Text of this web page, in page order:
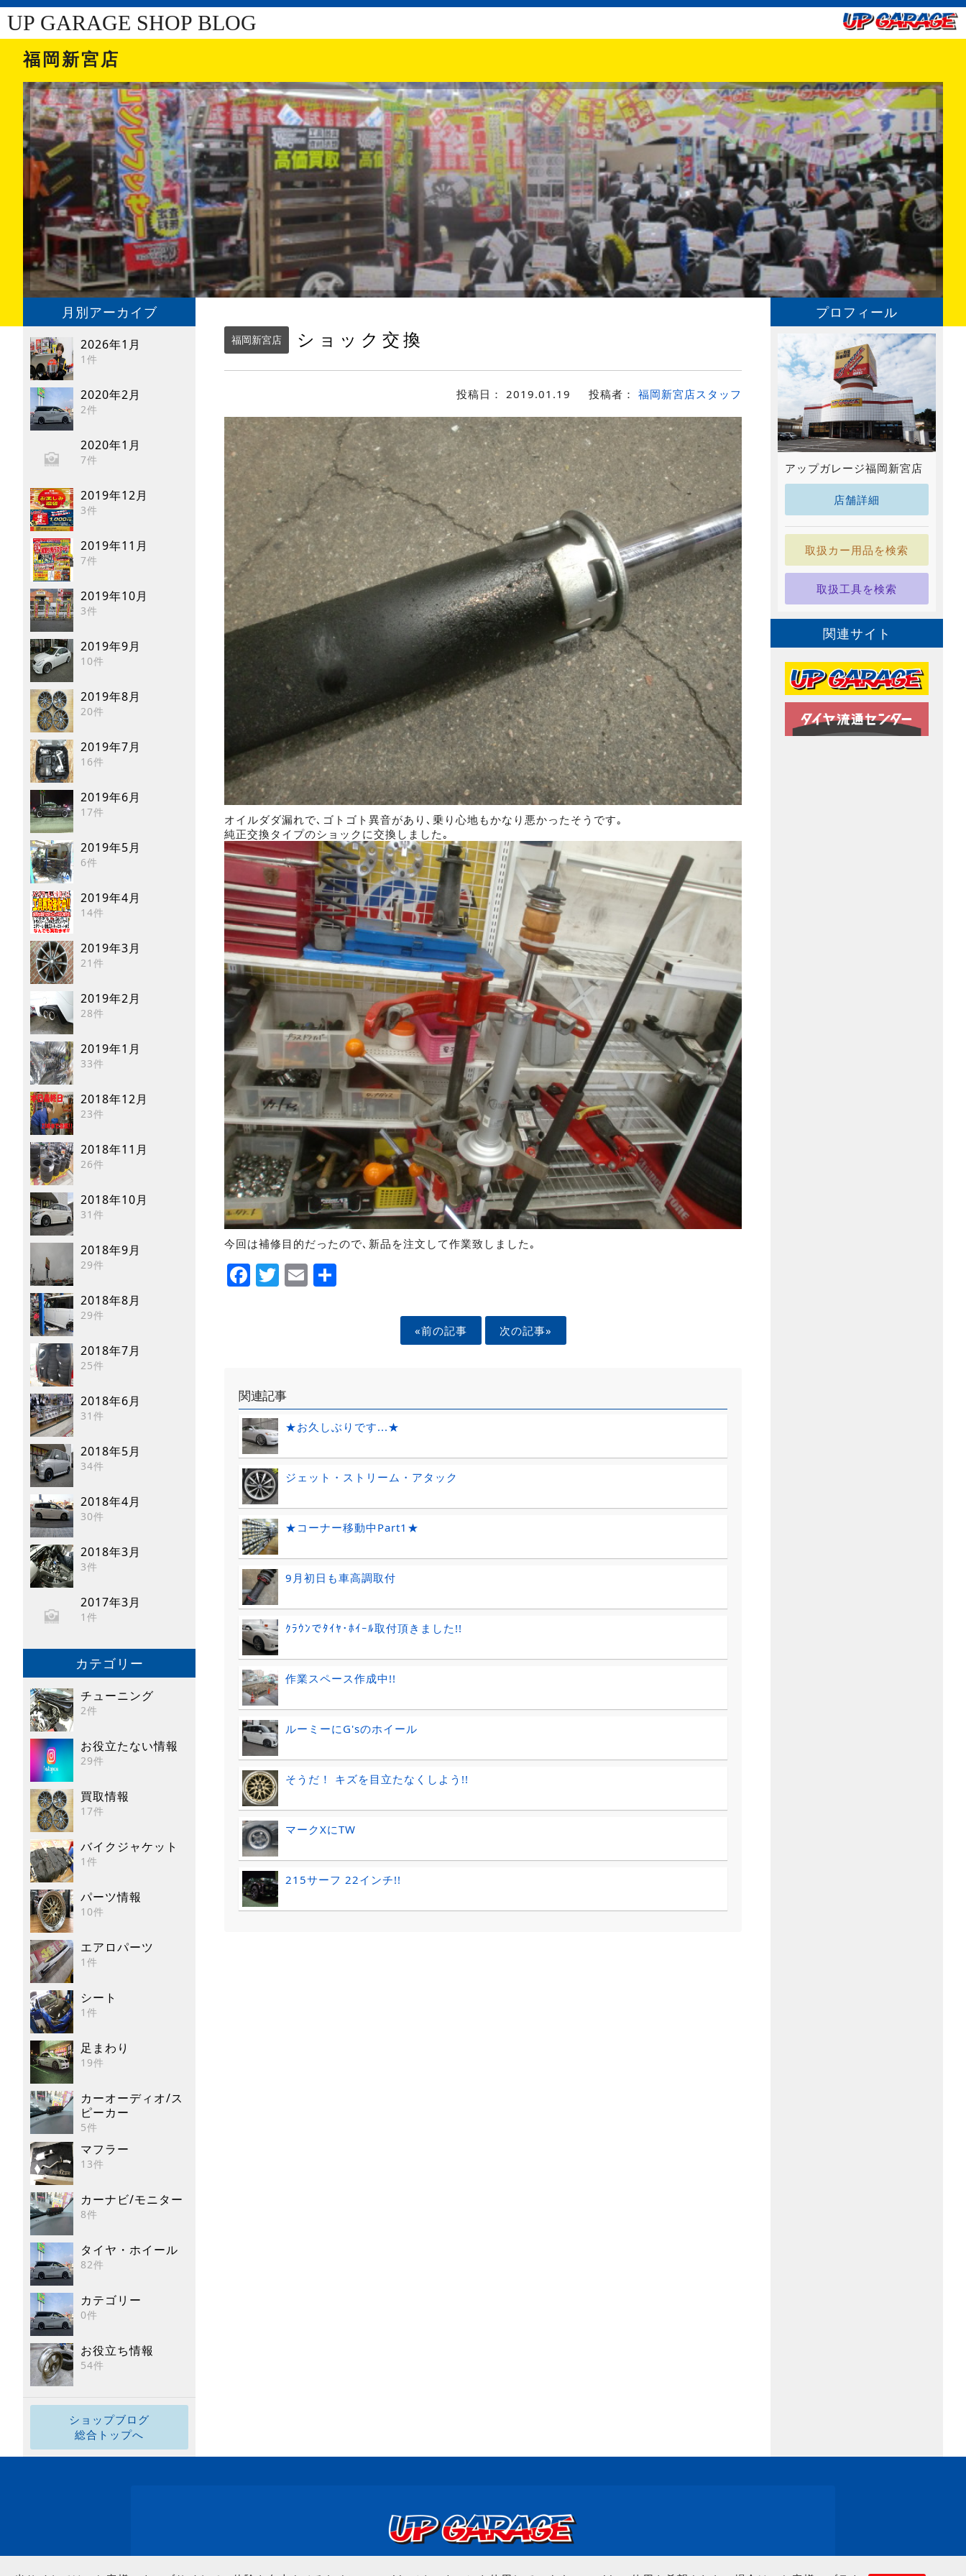
UP GARAGE SHOP BLOG
福岡新宮店
月別アーカイブ
2026年1月
1件
2020年2月
2件
2020年1月
7件
2019年12月
3件
2019年11月
7件
2019年10月
3件
2019年9月
10件
2019年8月
20件
2019年7月
16件
2019年6月
17件
2019年5月
6件
2019年4月
14件
2019年3月
21件
2019年2月
28件
2019年1月
33件
2018年12月
23件
2018年11月
26件
2018年10月
31件
2018年9月
29件
2018年8月
29件
2018年7月
25件
2018年6月
31件
2018年5月
34件
2018年4月
30件
2018年3月
3件
2017年3月
1件
カテゴリー
チューニング
2件
お役立たない情報
29件
買取情報
17件
バイクジャケット
1件
パーツ情報
10件
エアロパーツ
1件
シート
1件
足まわり
19件
カーオーディオ/ス
ピーカー
5件
マフラー
13件
カーナビ/モニター
8件
タイヤ・ホイール
82件
カテゴリー
0件
お役立ち情報
54件
ショップブログ
総合トップへ
福岡新宮店 ショック交換
投稿日： 2019.01.19 投稿者： 福岡新宮店スタッフ
オイルダダ漏れで､ゴトゴト異音があり､乗り心地もかなり悪かったそうです｡
純正交換タイプのショックに交換しました｡
今回は補修目的だったので､新品を注文して作業致しました｡
Facebook
Twitter
Email
«前の記事 次の記事»
関連記事
★お久しぶりです...★
ジェット・ストリーム・アタック
★コーナー移動中Part1★
9月初日も車高調取付
ｸﾗｳﾝでﾀｲﾔ･ﾎｲｰﾙ取付頂きました!!
作業スペース作成中!!
ルーミーにG'sのホイール
そうだ！ キズを目立たなくしよう!!
マークXにTW
215サーフ 22インチ!!
プロフィール
アップガレージ福岡新宮店
店舗詳細
取扱カー用品を検索
取扱工具を検索
関連サイト